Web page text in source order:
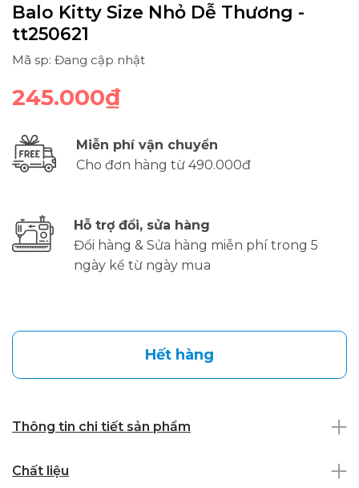
Balo Kitty Size Nhỏ Dễ Thương -
tt250621
Mã sp: Đang cập nhật
245.000₫
Miễn phí vận chuyển
Cho đơn hàng từ 490.000đ
Hỗ trợ đổi, sửa hàng
Đổi hàng & Sửa hàng miễn phí trong 5
ngày kể từ ngày mua
Hết hàng
Thông tin chi tiết sản phẩm
Chất liệu